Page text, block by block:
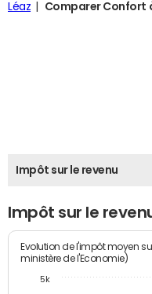
Léaz
Comparer Confort
Impôt sur le revenu
Impôt sur le
Evolution de l'impôt moyen
ministère de l'Economie)
5k